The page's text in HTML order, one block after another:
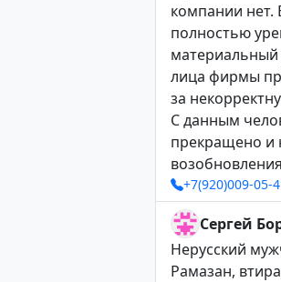
компании нет.
полностью
материальный
лица фирмы
за
С данным
прекращено и
+7(920)009-05-
Сергей
Нерусский
Рамазан,